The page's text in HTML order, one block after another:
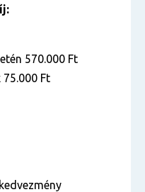
570.000 Ft
75.000 Ft